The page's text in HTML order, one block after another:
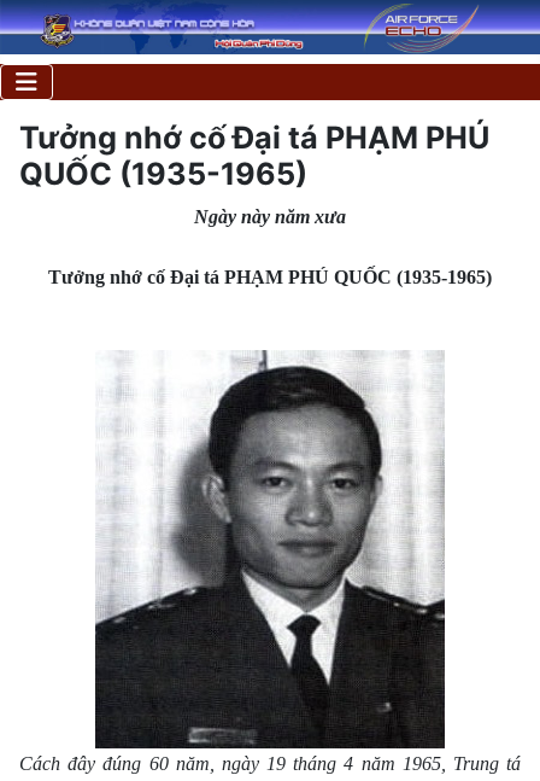
Tưởng nhớ cố Đại tá PHẠM PHÚ
QUỐC (1935-1965)
Ngày này năm xưa
Tưởng nhớ cố Đại tá PHẠM PHÚ QUỐC (1935-1965)
Cách đây đúng 60 năm, ngày 19 tháng 4 năm 1965, Trung tá